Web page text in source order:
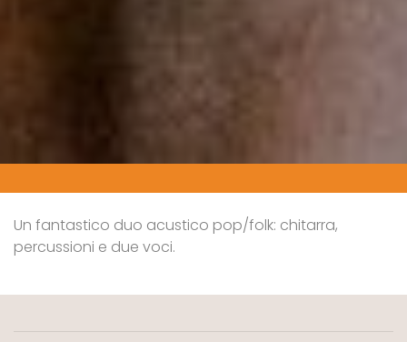
Un fantastico duo acustico pop/folk: chitarra,
percussioni e due voci.